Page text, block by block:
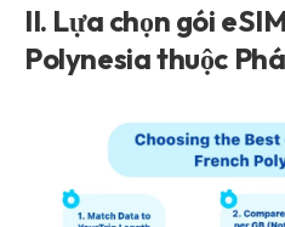
II. Lựa chọn gói
Polynesia thuộc